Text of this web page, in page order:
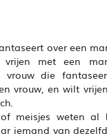
over een
met een
vrouw die
vrouw, en wilt
meisjes weten
iemand van